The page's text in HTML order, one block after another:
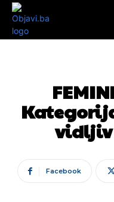
vidljiv
Facebook